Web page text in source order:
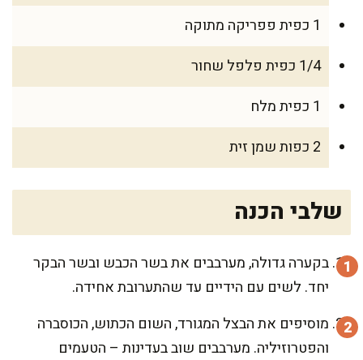
1 כפית פפריקה מתוקה
1/4 כפית פלפל שחור
1 כפית מלח
2 כפות שמן זית
שלבי הכנה
בקערה גדולה, מערבבים את בשר הכבש ובשר הבקר
יחד. לשים עם הידיים עד שהתערובת אחידה.
מוסיפים את הבצל המגורד, השום הכתוש, הכוסברה
והפטרוזיליה. מערבבים שוב בעדינות – הטעמים